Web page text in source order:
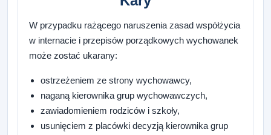
W przypadku rażącego naruszenia zasad współżycia
w internacie i przepisów porządkowych wychowanek
może zostać ukarany:
ostrzeżeniem ze strony wychowawcy,
naganą kierownika grup wychowawczych,
zawiadomieniem rodziców i szkoły,
usunięciem z placówki decyzją kierownika grup